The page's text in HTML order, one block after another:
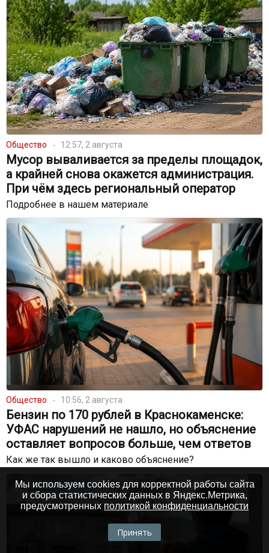
Общество 12:57, 2 августа
Мусор вываливается за пределы площадок,
а крайней снова окажется администрация.
При чём здесь региональный оператор
Подробнее в нашем материале
Общество 10:56, 2 августа
Бензин по 170 рублей в Краснокаменске:
УФАС нарушений не нашло, но объяснение
оставляет вопросов больше, чем ответов
Как же так вышло и каково объяснение?
Мы используем cookies для корректной работы сайта
и сбора статистических данных в Яндекс.Метрика,
предусмотренных политикой конфиденциальности
Принять